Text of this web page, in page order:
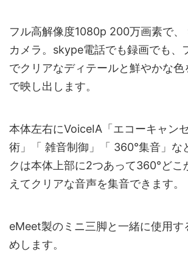
フル高解像度1080p 200万画素で、
カメラ。skype電話でも録画でも、
でクリアなディテールと鮮やかな
で映し出します。
本体左右にVoiceIA「エコーキャン
術」「 雑音制御」「 360°集音」な
クは本体上部に2つあって360°どこ
えてクリアな音声を集音できます。
eMeet製のミニ三脚と一緒に使用す
めします。